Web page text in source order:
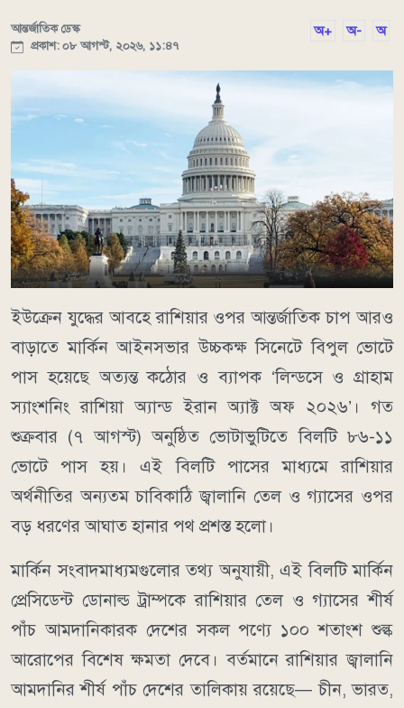
আন্তর্জাতিক ডেস্ক
প্রকাশ: ০৮ আগস্ট, ২০২৬, ১১:৪৭
অ+ অ- অ
ইউক্রেন যুদ্ধের আবহে রাশিয়ার ওপর আন্তর্জাতিক চাপ আরও
বাড়াতে মার্কিন আইনসভার উচ্চকক্ষ সিনেটে বিপুল ভোটে
পাস হয়েছে অত্যন্ত কঠোর ও ব্যাপক ‘লিন্ডসে ও গ্রাহাম
স্যাংশনিং রাশিয়া অ্যান্ড ইরান অ্যাক্ট অফ ২০২৬’। গত
শুক্রবার (৭ আগস্ট) অনুষ্ঠিত ভোটাভুটিতে বিলটি ৮৬-১১
ভোটে পাস হয়। এই বিলটি পাসের মাধ্যমে রাশিয়ার
অর্থনীতির অন্যতম চাবিকাঠি জ্বালানি তেল ও গ্যাসের ওপর
বড় ধরণের আঘাত হানার পথ প্রশস্ত হলো।
মার্কিন সংবাদমাধ্যমগুলোর তথ্য অনুযায়ী, এই বিলটি মার্কিন
প্রেসিডেন্ট ডোনাল্ড ট্রাম্পকে রাশিয়ার তেল ও গ্যাসের শীর্ষ
পাঁচ আমদানিকারক দেশের সকল পণ্যে ১০০ শতাংশ শুল্ক
আরোপের বিশেষ ক্ষমতা দেবে। বর্তমানে রাশিয়ার জ্বালানি
আমদানির শীর্ষ পাঁচ দেশের তালিকায় রয়েছে— চীন, ভারত,